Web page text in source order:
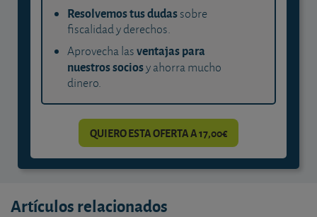
Resolvemos tus dudassobre
fiscalidad y derechos.
Aprovecha lasventajas para
nuestros sociosy ahorra mucho
dinero.
QUIERO ESTA OFERTA A 17,00€
Artículos relacionados